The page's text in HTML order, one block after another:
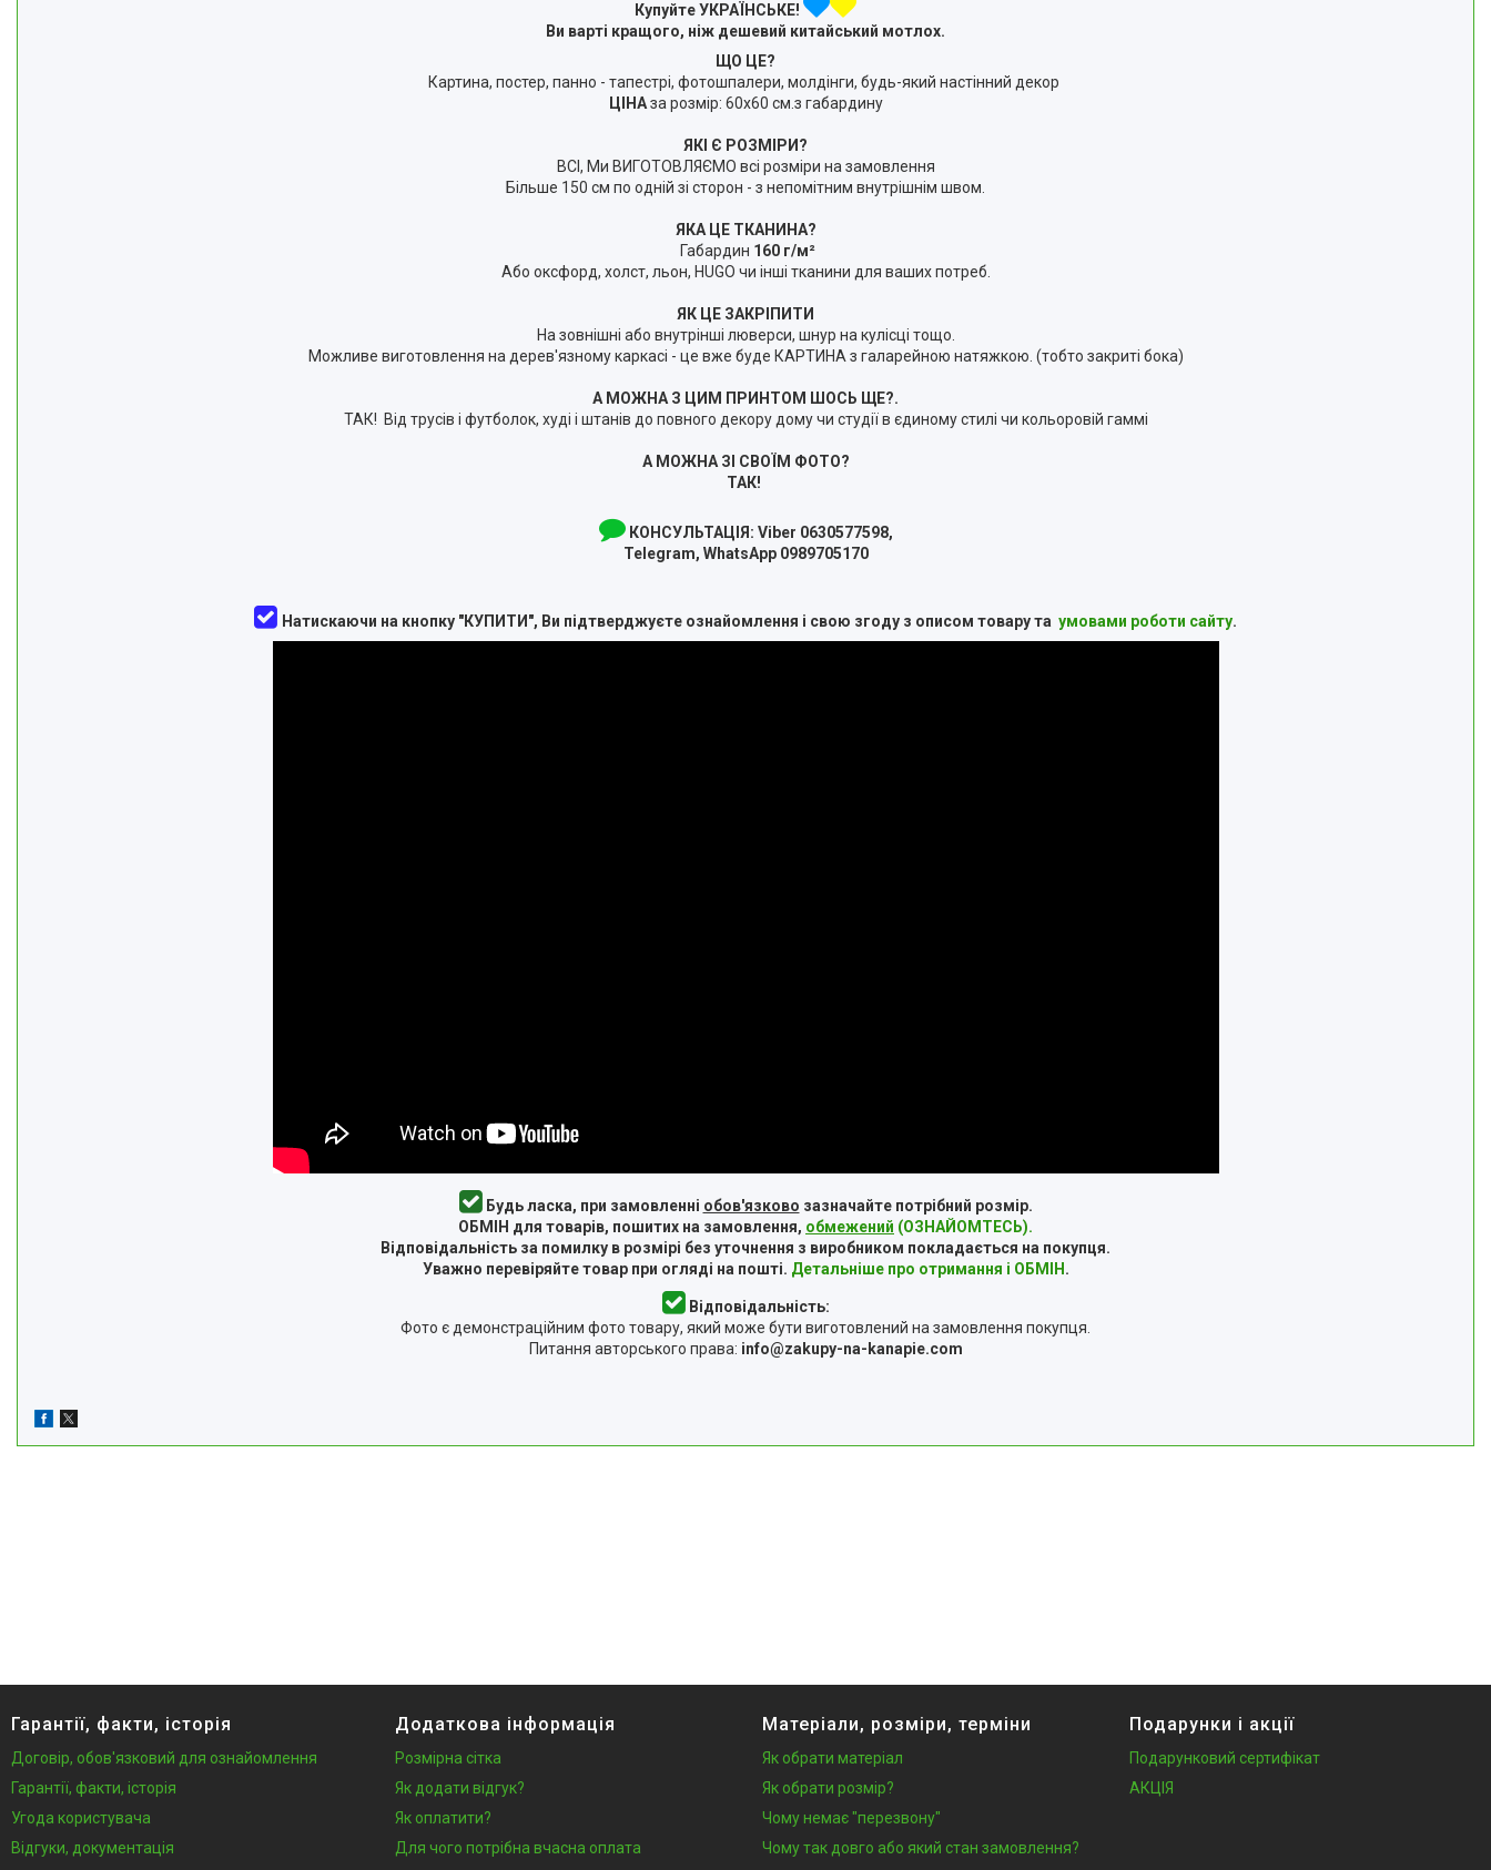
Купуйте УКРАЇНСЬКЕ!
Ви варті кращого, ніж дешевий китайський мотлох.
ЩО ЦЕ?
Картина, постер, панно - тапестрі, фотошпалери, молдінги, будь-який настінний декор
ЦІНАза розмір: 60х60 см.з габардину
ЯКІ Є РОЗМІРИ?
ВСІ, Ми ВИГОТОВЛЯЄМО всі розміри на замовлення
Більше 150 см по одній зі сторон - з непомітним внутрішнім швом.
ЯКА ЦЕ ТКАНИНА?
Габардин 160 г/м²
Або оксфорд, холст, льон, HUGO чи інші тканини для ваших потреб.
ЯК ЦЕ ЗАКРІПИТИ
На зовнішні або внутрінші люверси, шнур на кулісці тощо.
Можливе виготовлення на дерев'язному каркасі - це вже буде КАРТИНА з галарейною натяжкою. (тобто закриті бока)
А МОЖНА З ЦИМ ПРИНТОМ ШОСЬ ЩЕ?.
ТАК! Від трусів і футболок, худі і штанів до повного декору дому чи студії в єдиному стилі чи кольоровій гаммі
А МОЖНА ЗІ СВОЇМ ФОТО?
ТАК!
КОНСУЛЬТАЦІЯ: Viber 0630577598,
Telegram, WhatsApp 0989705170
Натискаючи на кнопку "КУПИТИ", Ви підтверджуєте ознайомлення і свою згоду з описом товару та умовами роботи сайту.
Будь ласка, при замовленні обов'язково зазначайте потрібний розмір.
ОБМІН для товарів, пошитих на замовлення, обмежений (ОЗНАЙОМТЕСЬ).
Відповідальність за помилку в розмірі без уточнення з виробником покладається на покупця.
Уважно перевіряйте товар при огляді на пошті. Детальніше про отримання і ОБМІН .
Відповідальність:
Фото є демонстраційним фото товару, який може бути виготовлений на замовлення покупця.
Питання авторського права: info@zakupy-na-kanapie.com
Гарантії, факти, історія
Договір, обов'язковий для ознайомлення
Гарантії, факти, історія
Угода користувача
Відгуки, документація
Додаткова інформація
Розмірна сітка
Як додати відгук?
Як оплатити?
Для чого потрібна вчасна оплата
Матеріали, розміри, терміни
Як обрати матеріал
Як обрати розмір?
Чому немає "перезвону"
Чому так довго або який стан замовлення?
Подарунки і акції
Подарунковий сертифікат
АКЦІЯ